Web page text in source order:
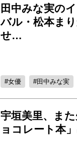
田中みな実の
バル・松本ま
せ…
女優 田中みな実
宇垣美里、ま
ョコレート本